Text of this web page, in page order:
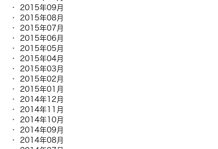
2015年09月
2015年08月
2015年07月
2015年06月
2015年05月
2015年04月
2015年03月
2015年02月
2015年01月
2014年12月
2014年11月
2014年10月
2014年09月
2014年08月